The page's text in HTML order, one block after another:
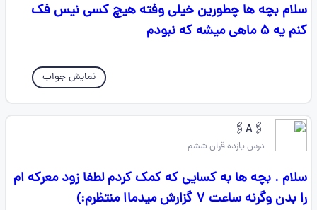
سلام بچه ها چطورین خیلی وفته هیچ کسی نیس فک
کنم یه ۵ ماهی میشه که نبودم
نمایش جواب
🖇A🖇
درس یازده قران ششم
سلام . بچه ها به کسایی که کمک کردم لطفا زود معرکه ام
را بدن وگرنه ساعت ۷ گزارش میدماا منتظرم:)